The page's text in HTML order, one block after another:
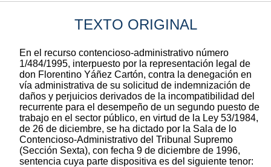
TEXTO ORIGINAL
En el recurso contencioso-administrativo número
1/484/1995, interpuesto por la representación legal de
don Florentino Yáñez Cartón, contra la denegación en
vía administrativa de su solicitud de indemnización de
daños y perjuicios derivados de la incompatibilidad del
recurrente para el desempeño de un segundo puesto de
trabajo en el sector público, en virtud de la Ley 53/1984,
de 26 de diciembre, se ha dictado por la Sala de lo
Contencioso-Administrativo del Tribunal Supremo
(Sección Sexta), con fecha 9 de diciembre de 1996,
sentencia cuya parte dispositiva es del siguiente tenor: